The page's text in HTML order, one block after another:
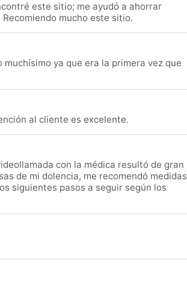
este sitio; me ayudó a ahorrar
mucho este sitio.
ya que era la primera vez que
al cliente es excelente.
con la médica resultó de gran
de mi dolencia, me recomendó medidas
siguientes pasos a seguir según los